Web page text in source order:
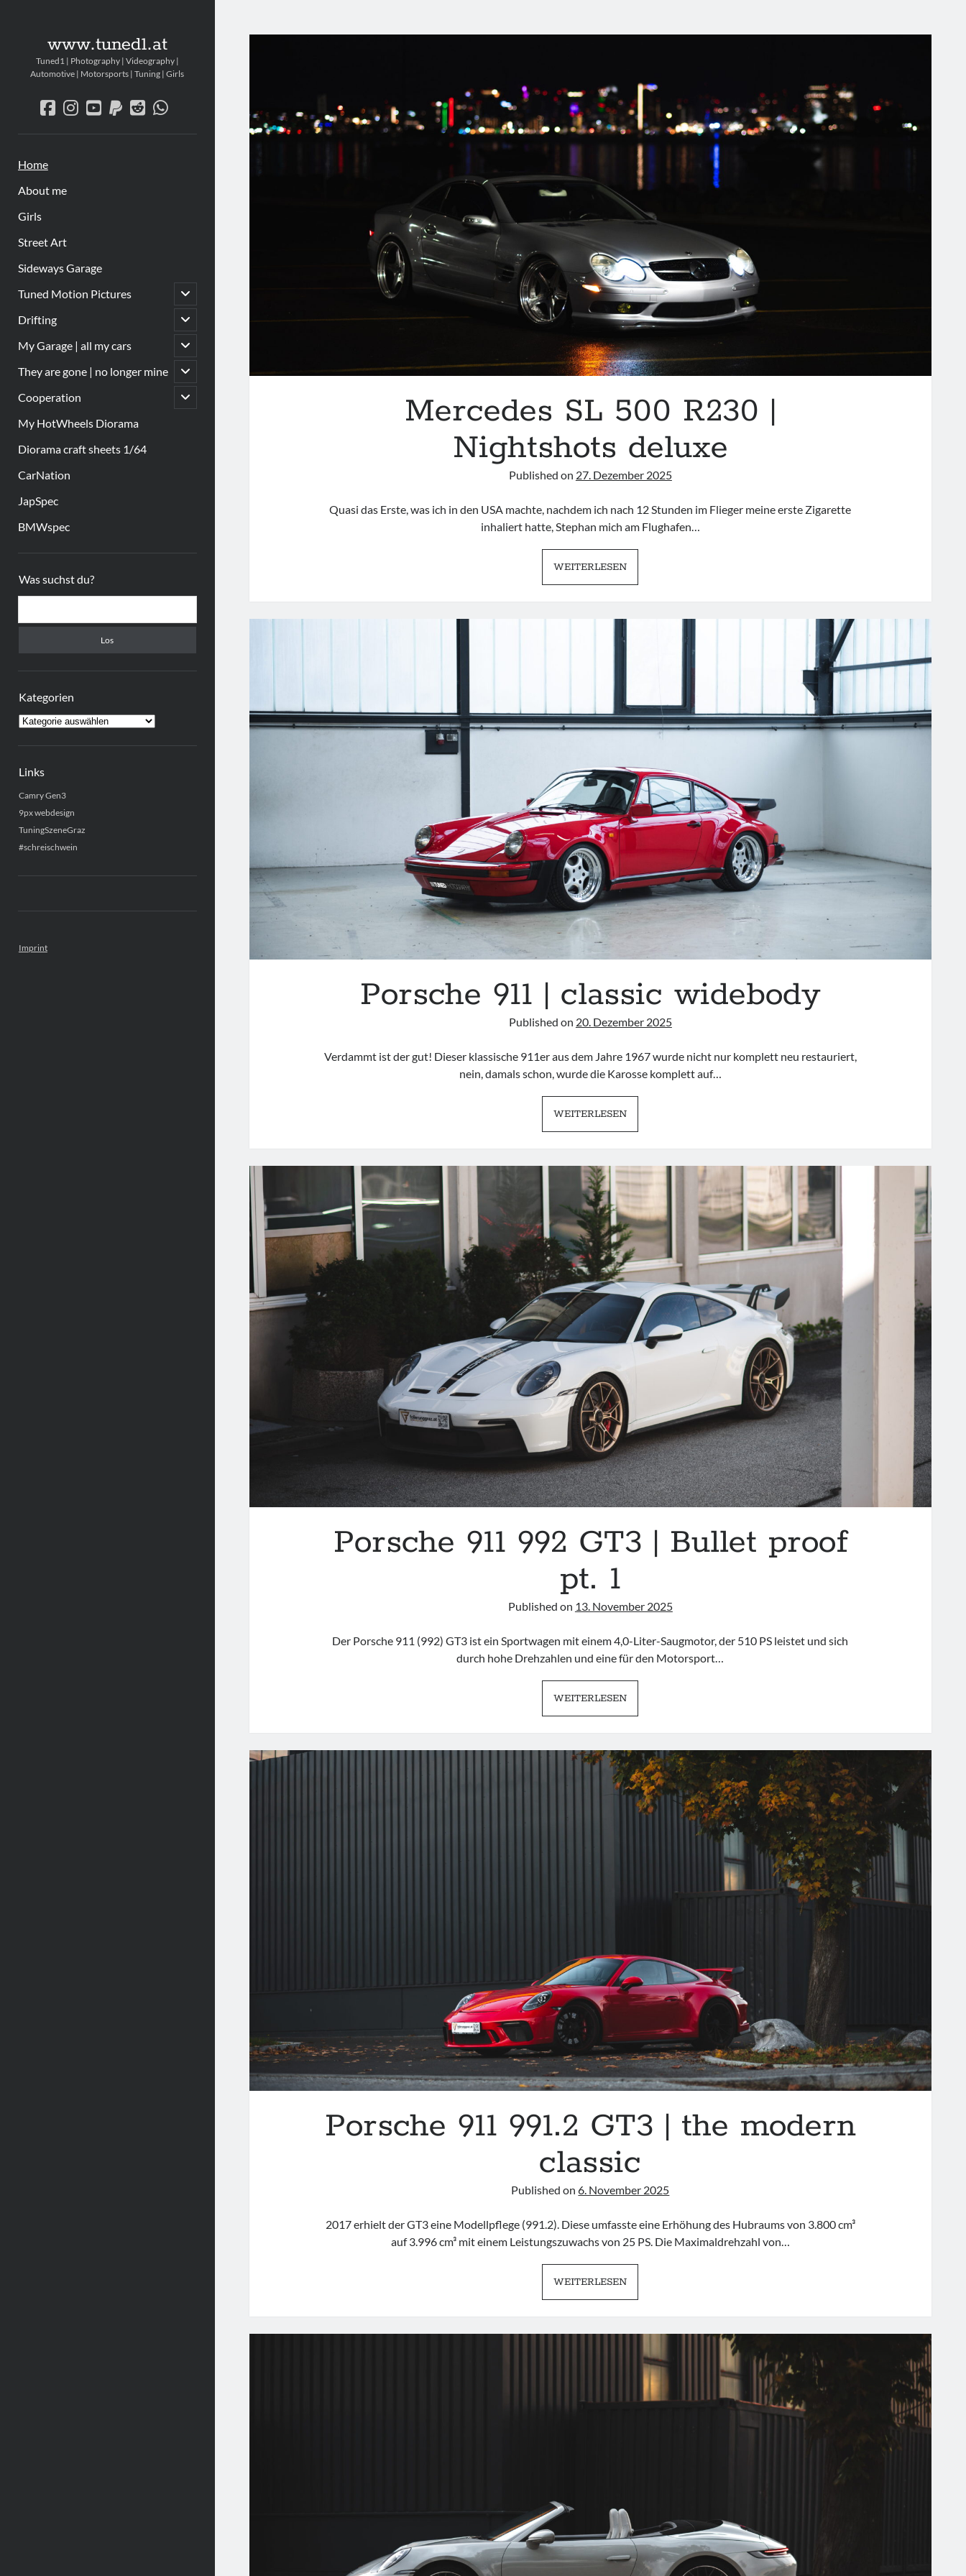
www.tuned1.at
Tuned1 | Photography | Videography |
Automotive | Motorsports | Tuning | Girls
facebook
instagram
youtube
paypal
redditwhatsapp
Home
About me
Girls
Street Art
Sideways Garage
Tuned Motion Pictures
Untermenü
öffnen
Drifting
Untermenü
öffnen
My Garage | all my cars
Untermenü
öffnen
They are gone | no longer mine
Untermenü
öffnen
Cooperation
Untermenü
öffnen
My HotWheels Diorama
Diorama craft sheets 1/64
CarNation
JapSpec
BMWspec
Was suchst du?
Kategorien
Kategorien
Links
Camry Gen3
9px webdesign
TuningSzeneGraz
#schreischwein
Imprint
Mercedes SL 500 R230 |
Nightshots deluxe
Published on 27. Dezember 2025
Quasi das Erste, was ich in den USA machte, nachdem ich nach 12 Stunden im Flieger meine erste Zigarette
inhaliert hatte, Stephan mich am Flughafen…
WEITERLESENMERCEDES
SL
R230
NIGHTSHOTS
Porsche 911 | classic widebody
Published on 20. Dezember 2025
Verdammt ist der gut! Dieser klassische 911er aus dem Jahre 1967 wurde nicht nur komplett neu restauriert,
nein, damals schon, wurde die Karosse komplett auf…
WEITERLESENPORSCHE
911
CLASSIC
WIDEBODY
Porsche 911 992 GT3 | Bullet proof
pt. 1
Published on 13. November 2025
Der Porsche 911 (992) GT3 ist ein Sportwagen mit einem 4,0-Liter-Saugmotor, der 510 PS leistet und sich
durch hohe Drehzahlen und eine für den Motorsport…
WEITERLESENPORSCHE
911
GT3
|
BULLET
PROOF
PT.
Porsche 911 991.2 GT3 | the modern
classic
Published on6. November 2025
2017 erhielt der GT3 eine Modellpflege (991.2). Diese umfasste eine Erhöhung des Hubraums von 3.800 cm³
auf 3.996 cm³ mit einem Leistungszuwachs von 25 PS. Die Maximaldrehzahl von…
WEITERLESENPORSCHE
911
GT3
THE
MODERN
CLASSIC